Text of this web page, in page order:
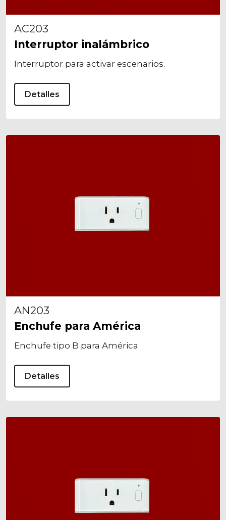
AC203
Interruptor inalámbrico
Interruptor para activar escenarios.
Detalles
AN203
Enchufe para América
Enchufe tipo B para América
Detalles